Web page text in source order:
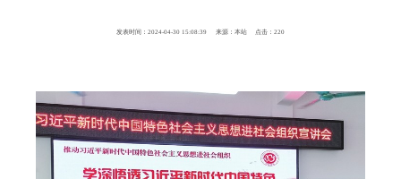
发表时间：2024-04-30 15:08:39 来源：本站 点击：220